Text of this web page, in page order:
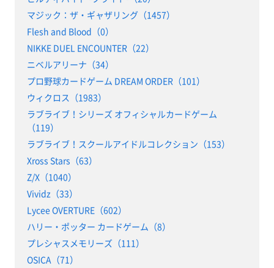
マジック：ザ・ギャザリング（1457）
Flesh and Blood（0）
NIKKE DUEL ENCOUNTER（22）
ニベルアリーナ（34）
プロ野球カードゲーム DREAM ORDER（101）
ウィクロス（1983）
ラブライブ！シリーズ オフィシャルカードゲーム
（119）
ラブライブ！スクールアイドルコレクション（153）
Xross Stars（63）
Z/X（1040）
Vividz（33）
Lycee OVERTURE（602）
ハリー・ポッター カードゲーム（8）
プレシャスメモリーズ（111）
OSICA（71）